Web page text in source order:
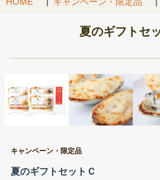
夏のギフトセ
キャンペーン・限定品
夏のギフトセットＣ